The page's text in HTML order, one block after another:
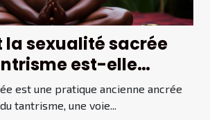
la sexualité sacrée
est-elle
une voie vers
?
est une pratique ancienne ancrée
tantrisme, une voie...